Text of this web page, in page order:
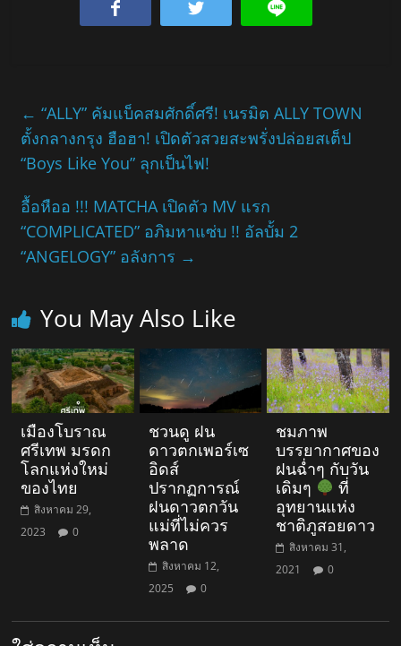
← “ALLY” คัมแบ็คสมศักดิ์ศรี! เนรมิต ALLY TOWN
ตั้งกลางกรุง ฮือฮา! เปิดตัวสวยสะพรั่งปล่อยสเต็ป
“Boys Like You” ลุกเป็นไฟ!
อื้อหืออ !!! MATCHA เปิดตัว MV แรก
“COMPLICATED” อภิมหาแซ่บ !! อัลบั้ม 2
“ANGELOGY” อลังการ →
You May Also Like
เมืองโบราณ
ศรีเทพ มรดก
โลกแห่งใหม่
ของไทย
สิงหาคม 29,
2023
0
ชวนดู ฝน
ดาวตกเพอร์เซ
อิดส์
ปรากฏการณ์
ฝนดาวตกวัน
แม่ที่ไม่ควร
พลาด
สิงหาคม 12,
2025
0
ชมภาพ
บรรยากาศของ
ฝนฉ่ำๆ กับวัน
เดิมๆ
ที่
อุทยานแห่ง
ชาติภูสอยดาว
สิงหาคม 31,
2021
0